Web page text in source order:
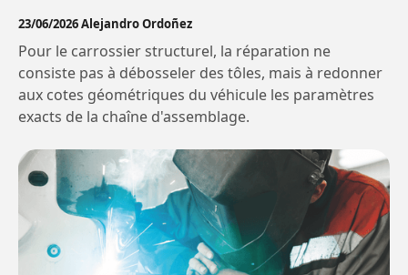
23/06/2026 Alejandro Ordoñez
Pour le carrossier structurel, la réparation ne
consiste pas à débosseler des tôles, mais à redonner
aux cotes géométriques du véhicule les paramètres
exacts de la chaîne d'assemblage.